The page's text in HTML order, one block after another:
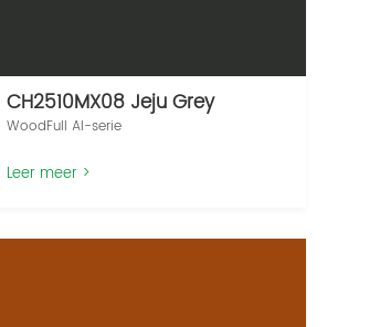
CH2510MX08 Jeju Grey
WoodFull AI-serie‌
Leer meer >